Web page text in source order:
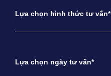
Lựa chọn hình thức tư vấn*
Lựa chọn ngày tư vấn*